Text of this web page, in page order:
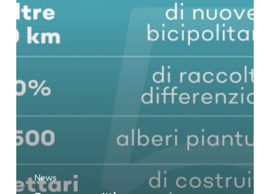
rivolta
al
futuro
e
esempio
di
ambientalismo
concreto,
News